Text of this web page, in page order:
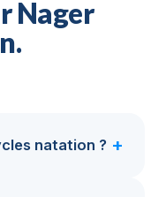
Nager
natation ? +